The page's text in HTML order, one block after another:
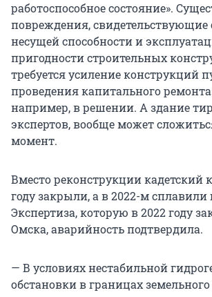
работоспособное состояние».
повреждения,
несущей способности и
пригодности строительных
требуется усиление конструкций
проведения капитального
например, в решении. А здание
экспертов, вообще может
момент.
Вместо реконструкции кадетский
году закрыли, а в 2022-м сплавили
Экспертиза, которую в 2022 году
Омска, аварийность подтвердила.
— В условиях нестабильной
обстановки в границах земельного